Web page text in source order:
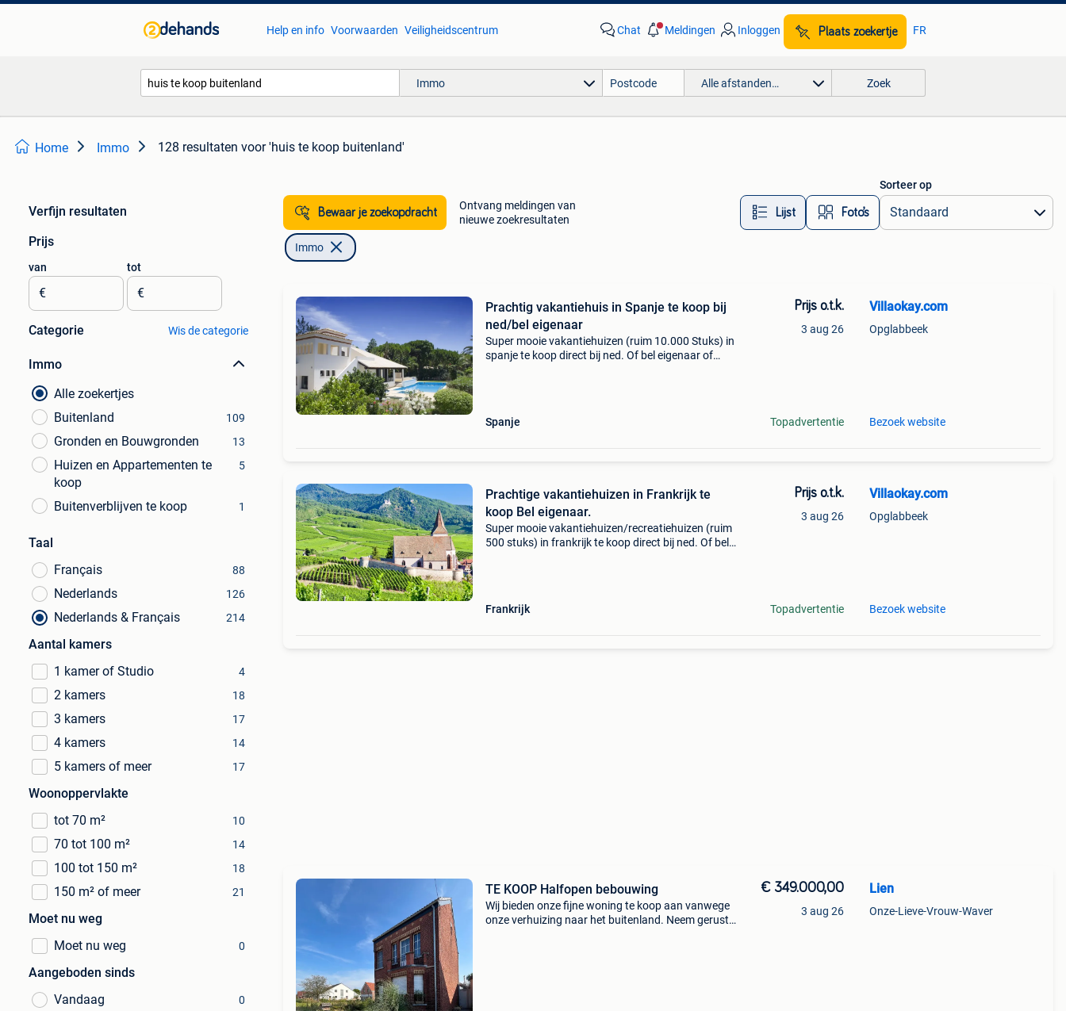
Help en info Voorwaarden Veiligheidscentrum Chat Meldingen Inloggen Plaats zoekertje FR
Immo Alle afstanden… Zoek
Home Immo 128 resultaten voor 'huis te koop buitenland'
Verfijn resultaten
Prijs
van
€
tot
€
Categorie Wis de categorie
Immo
Alle zoekertjes
Buitenland
109
Gronden en Bouwgronden 13
Huizen en Appartementen te
koop
5
Buitenverblijven te koop 1
Taal
Français
88
Nederlands 126
Nederlands & Français 214
Aantal kamers
1 kamer of Studio
4
2 kamers 18
3 kamers 17
4 kamers 14
5 kamers of meer 17
Woonoppervlakte
tot 70 m²
10
70 tot 100 m² 14
100 tot 150 m² 18
150 m² of meer 21
Moet nu weg
Moet nu weg
0
Aangeboden sinds
Vandaag
0
Bewaar je zoekopdracht
Ontvang meldingen van
nieuwe zoekresultaten
Lijst Foto’s
Sorteer op
Immo
Prachtig vakantiehuis in Spanje te koop bij
ned/bel eigenaar
Super mooie vakantiehuizen (ruim 10.000 Stuks) in
spanje te koop direct bij ned. Of bel eigenaar of
Spanje
Prijs o.t.k.
3 aug 26
Topadvertentie
Villaokay.com
Opglabbeek
Bezoek website
Prachtige vakantiehuizen in Frankrijk te
koop Bel eigenaar.
Super mooie vakantiehuizen/recreatiehuizen (ruim
500 stuks) in frankrijk te koop direct bij ned. Of bel
Frankrijk
Prijs o.t.k.
3 aug 26
Topadvertentie
Villaokay.com
Opglabbeek
Bezoek website
TE KOOP Halfopen bebouwing
Wij bieden onze fijne woning te koop aan vanwege
onze verhuizing naar het buitenland. Neem gerust
€ 349.000,00
3 aug 26
Lien
Onze-Lieve-Vrouw-Waver